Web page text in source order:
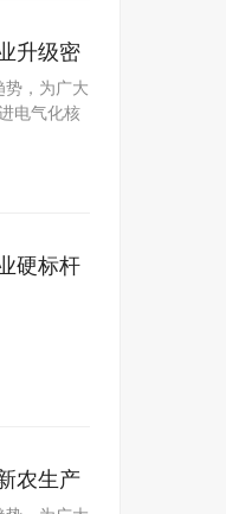
升级密
势，为广大
电气化核
硬标杆
农生产